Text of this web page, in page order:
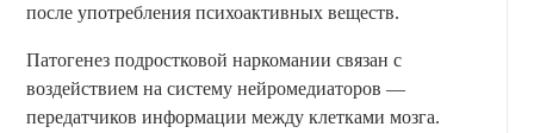
после употребления психоактивных веществ.
Патогенез подростковой наркомании связан с
воздействием на систему нейромедиаторов —
передатчиков информации между клетками мозга.